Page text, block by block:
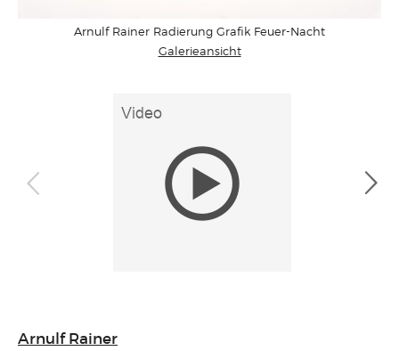
Arnulf Rainer Radierung Grafik Feuer-Nacht
Galerieansicht
Arnulf Rainer